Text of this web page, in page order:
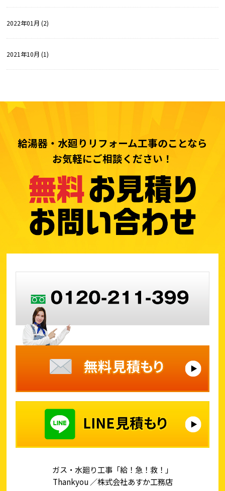
2022年01月 (2)
2021年10月 (1)
給湯器・水廻りリフォーム工事のことなら
お気軽にご相談ください！
ガス・水廻り工事「給！急！救！」
Thankyou ／株式会社あすか工務店